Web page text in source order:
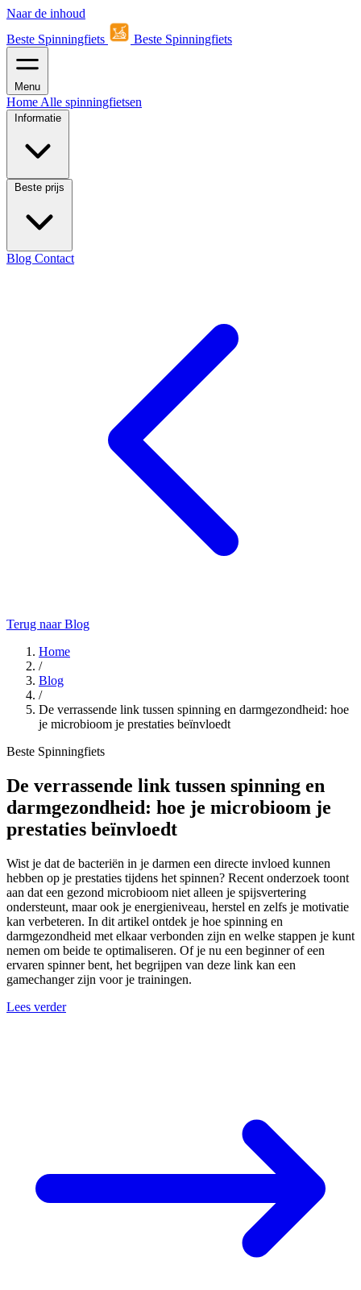
Naar de inhoud
Beste Spinningfiets
Beste Spinningfiets
Menu
Home Alle spinningfietsen
Informatie
Beste prijs
Blog Contact
Terug naar Blog
Home
/
Blog
/
De verrassende link tussen spinning en darmgezondheid: hoe
je microbioom je prestaties beïnvloedt
Beste Spinningfiets
De verrassende link tussen spinning en
darmgezondheid: hoe je microbioom je
prestaties beïnvloedt
Wist je dat de bacteriën in je darmen een directe invloed kunnen
hebben op je prestaties tijdens het spinnen? Recent onderzoek toont
aan dat een gezond microbioom niet alleen je spijsvertering
ondersteunt, maar ook je energieniveau, herstel en zelfs je motivatie
kan verbeteren. In dit artikel ontdek je hoe spinning en
darmgezondheid met elkaar verbonden zijn en welke stappen je kunt
nemen om beide te optimaliseren. Of je nu een beginner of een
ervaren spinner bent, het begrijpen van deze link kan een
gamechanger zijn voor je trainingen.
Lees verder